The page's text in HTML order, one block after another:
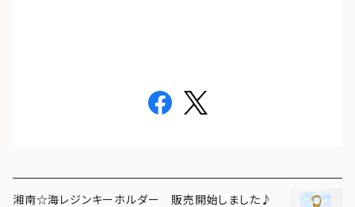
湘南☆海レジンキーホルダー 販売開始しました♪